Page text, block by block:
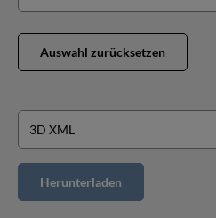
Auswahl zurücksetzen